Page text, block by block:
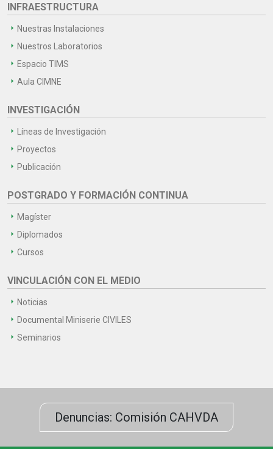
INFRAESTRUCTURA
Nuestras Instalaciones
Nuestros Laboratorios
Espacio TIMS
Aula CIMNE
INVESTIGACIÓN
Líneas de Investigación
Proyectos
Publicación
POSTGRADO Y FORMACIÓN CONTINUA
Magíster
Diplomados
Cursos
VINCULACIÓN CON EL MEDIO
Noticias
Documental Miniserie CIVILES
Seminarios
Denuncias: Comisión CAHVDA